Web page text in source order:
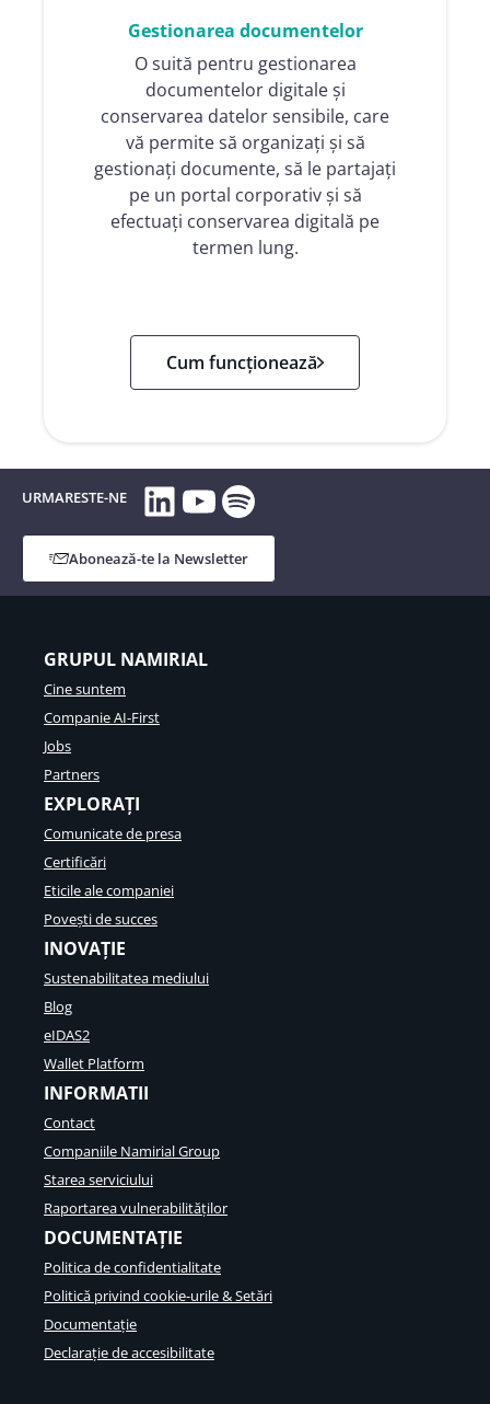
Gestionarea documentelor
O suită pentru gestionarea
documentelor digitale și
conservarea datelor sensibile, care
vă permite să organizați și să
gestionați documente, să le partajați
pe un portal corporativ și să
efectuați conservarea digitală pe
termen lung.
Cum funcționează
URMARESTE-NE LinkedIn
YouTube
Spotify
Abonează-te la Newsletter
GRUPUL NAMIRIAL
Cine suntem
Companie AI-First
Jobs
Partners
EXPLORAȚI
Comunicate de presa
Certificări
Eticile ale companiei
Povești de succes
INOVAȚIE
Sustenabilitatea mediului
Blog
eIDAS2
Wallet Platform
INFORMATII
Contact
Companiile Namirial Group
Starea serviciului
Raportarea vulnerabilităților
DOCUMENTAȚIE
Politica de confidentialitate
Politică privind cookie-urile & Setări
Documentație
Declarație de accesibilitate